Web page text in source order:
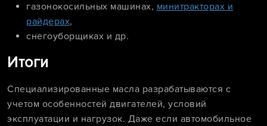
газонокосильных машинах, минитракторах и
райдерах,
снегоуборщиках и др.
Итоги
Специализированные масла разрабатываются с
учетом особенностей двигателей, условий
эксплуатации и нагрузок. Даже если автомобильное